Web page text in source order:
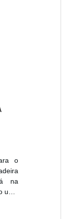
o
na
e